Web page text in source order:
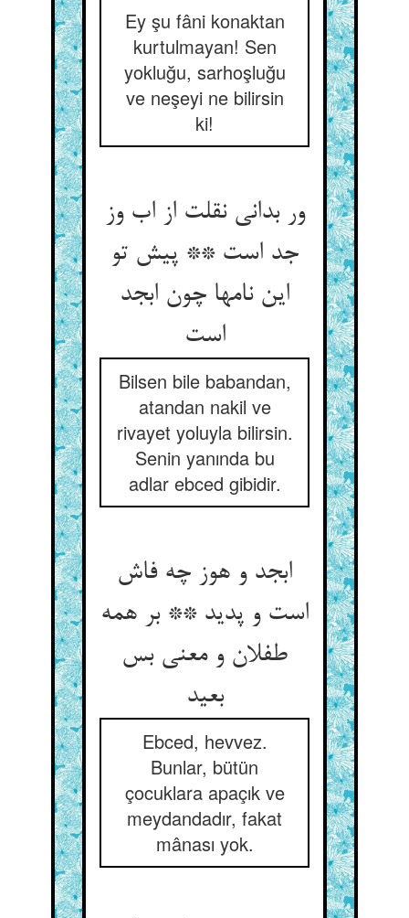
Ey şu fâni konaktan
kurtulmayan! Sen
yokluğu, sarhoşluğu
ve neşeyi ne bilirsin
ki!
ور بدانی نقلت از اب وز
جد است ** پیش تو
این نامها چون ابجد
است‌‌
Bilsen bile babandan,
atandan nakil ve
rivayet yoluyla bilirsin.
Senin yanında bu
adlar ebced gibidir.
ابجد و هوز چه فاش
است و پدید ** بر همه
طفلان و معنی بس
بعید
Ebced, hevvez.
Bunlar, bütün
çocuklara apaçık ve
meydandadır, fakat
mânası yok.